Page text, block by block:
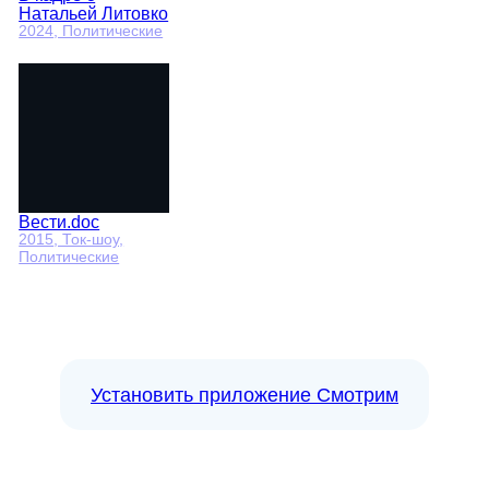
Натальей Литовко
2024 , Политические
Вести.doc
2015, Ток-шоу,
Политические
Установить приложение Смотрим